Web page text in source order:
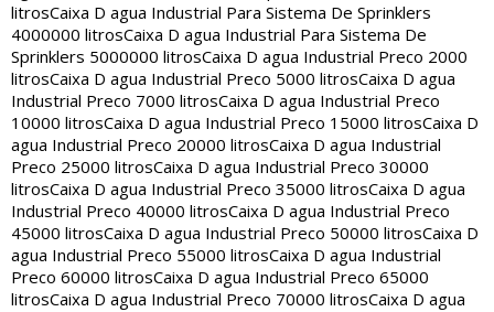
litrosCaixa D agua Industrial Para Sistema De Sprinklers
4000000 litrosCaixa D agua Industrial Para Sistema De
Sprinklers 5000000 litrosCaixa D agua Industrial Preco 2000
litrosCaixa D agua Industrial Preco 5000 litrosCaixa D agua
Industrial Preco 7000 litrosCaixa D agua Industrial Preco
10000 litrosCaixa D agua Industrial Preco 15000 litrosCaixa D
agua Industrial Preco 20000 litrosCaixa D agua Industrial
Preco 25000 litrosCaixa D agua Industrial Preco 30000
litrosCaixa D agua Industrial Preco 35000 litrosCaixa D agua
Industrial Preco 40000 litrosCaixa D agua Industrial Preco
45000 litrosCaixa D agua Industrial Preco 50000 litrosCaixa D
agua Industrial Preco 55000 litrosCaixa D agua Industrial
Preco 60000 litrosCaixa D agua Industrial Preco 65000
litrosCaixa D agua Industrial Preco 70000 litrosCaixa D agua